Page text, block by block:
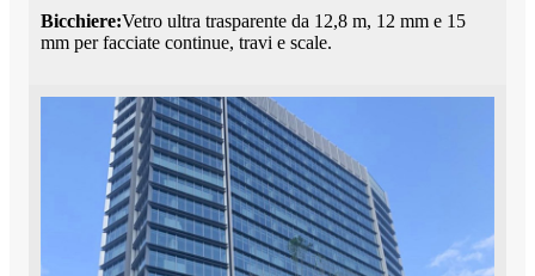
Bicchiere:Vetro ultra trasparente da 12,8 m, 12 mm e 15
mm per facciate continue, travi e scale.